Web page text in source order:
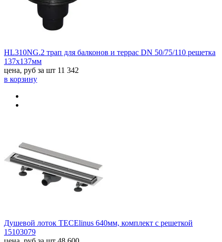
HL310NG.2 трап для балконов и террас DN 50/75/110 решетка
137х137мм
цена, руб за шт 11 342
в корзину
Душевой лоток TECElinus 640мм, комплект с решеткой
15103079